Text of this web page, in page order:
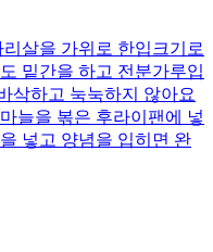
살을 가위로 한입크기로
밑간을 하고 전분가루입
삭하고 눅눅하지 않아요
늘을 볶은 후라이팬에 넣
넣고 양념을 입히면 완